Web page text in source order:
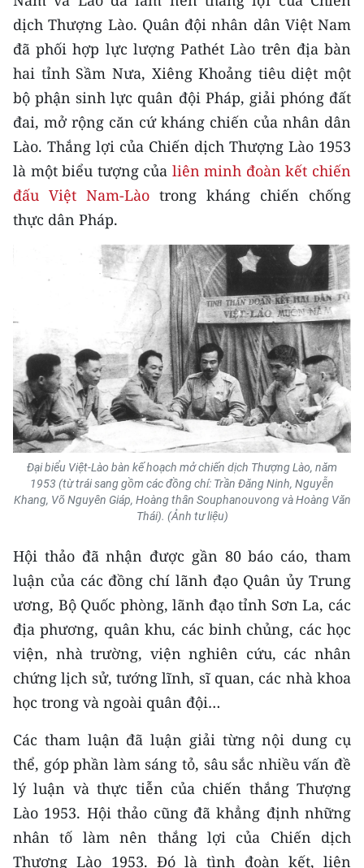
Đông Nam Bộ
Đồng bằng sông Cửu Long
Chuyên trang Hà Nội
Chuyên trang TP. Hồ Chí Minh
CHUYÊN ĐỀ
CÁC CHUYÊN TRANG
VỀ BÁO NHÂN DÂN
NHÂN DÂN CUỐI TUẦN
NHÂN DÂN HẰNG THÁNG
MUA BÁO
ĐỌC BÁO IN
中文
FRANÇAIS
РУССКИЙ
ESPAÑOL
한국어
dịch Thượng Lào. Quân đội nhân dân Việt Nam
đã phối hợp lực lượng Pathét Lào trên địa bàn
hai tỉnh Sầm Nưa, Xiêng Khoảng tiêu diệt một
bộ phận sinh lực quân đội Pháp, giải phóng đất
đai, mở rộng căn cứ kháng chiến của nhân dân
Lào. Thắng lợi của Chiến dịch Thượng Lào 1953
là một biểu tượng của liên minh đoàn kết chiến
đấu Việt Nam-Lào trong kháng chiến chống
thực dân Pháp.
Đại biểu Việt-Lào bàn kế hoạch mở chiến dịch Thượng Lào, năm
1953 (từ trái sang gồm các đồng chí: Trần Đăng Ninh, Nguyễn
Khang, Võ Nguyên Giáp, Hoàng thân Souphanouvong và Hoàng Văn
Thái). (Ảnh tư liệu)
Hội thảo đã nhận được gần 80 báo cáo, tham
luận của các đồng chí lãnh đạo Quân ủy Trung
ương, Bộ Quốc phòng, lãnh đạo tỉnh Sơn La, các
địa phương, quân khu, các binh chủng, các học
viện, nhà trường, viện nghiên cứu, các nhân
chứng lịch sử, tướng lĩnh, sĩ quan, các nhà khoa
học trong và ngoài quân đội…
Các tham luận đã luận giải từng nội dung cụ
thể, góp phần làm sáng tỏ, sâu sắc nhiều vấn đề
lý luận và thực tiễn của chiến thắng Thượng
Lào 1953. Hội thảo cũng đã khẳng định những
nhân tố làm nên thắng lợi của Chiến dịch
Thượng Lào 1953. Đó là tình đoàn kết, liên